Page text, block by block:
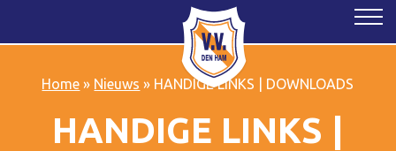
Home » Nieuws » HANDIGE LINKS | DOWNLOADS
HANDIGE LINKS |